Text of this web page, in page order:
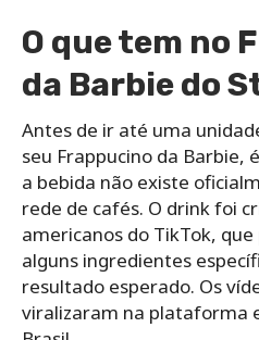
O que tem no
da Barbie do
Antes de ir até uma
seu Frappucino da Barbie,
a bebida não existe
rede de cafés. O drink foi
americanos do TikTok,
alguns ingredientes
resultado esperado. Os
viralizaram na plataforma